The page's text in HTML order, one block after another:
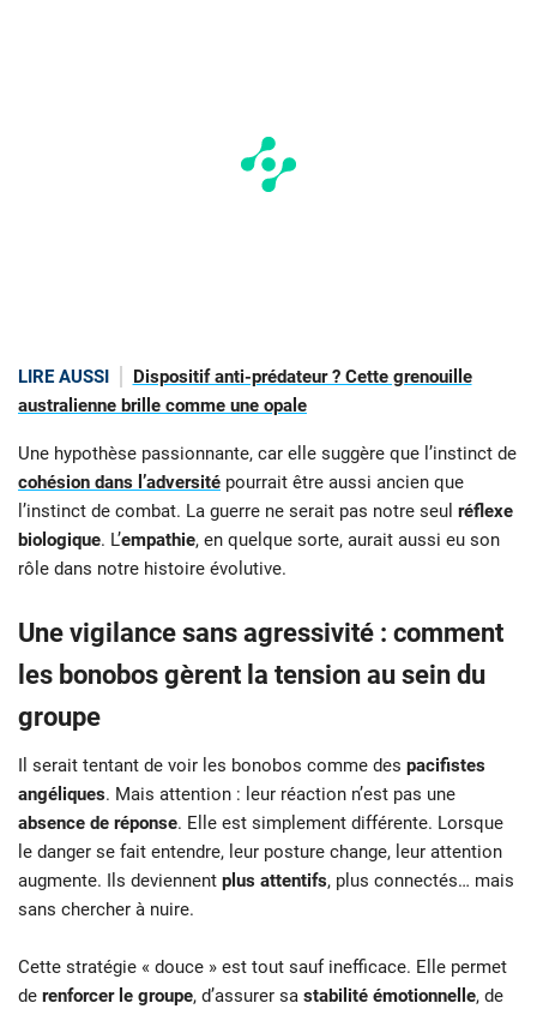
LIRE AUSSI
Dispositif anti-prédateur ? Cette grenouille
australienne brille comme une opale
Une hypothèse passionnante, car elle suggère que l’instinct de
cohésion dans l’adversité pourrait être aussi ancien que
l’instinct de combat. La guerre ne serait pas notre seul réflexe
biologique. L’empathie, en quelque sorte, aurait aussi eu son
rôle dans notre histoire évolutive.
Une vigilance sans agressivité : comment
les bonobos gèrent la tension au sein du
groupe
Il serait tentant de voir les bonobos comme des pacifistes
angéliques. Mais attention : leur réaction n’est pas une
absence de réponse. Elle est simplement différente. Lorsque
le danger se fait entendre, leur posture change, leur attention
augmente. Ils deviennent plus attentifs, plus connectés… mais
sans chercher à nuire.
Cette stratégie « douce » est tout sauf inefficace. Elle permet
de renforcer le groupe, d’assurer sa stabilité émotionnelle, de